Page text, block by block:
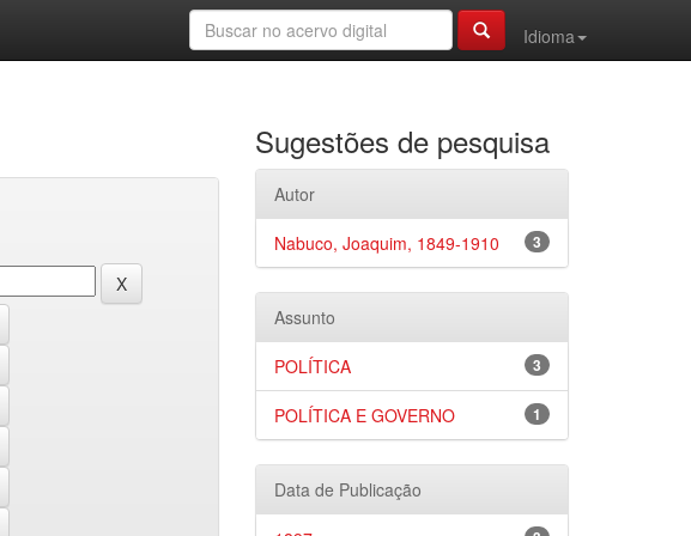
Idioma
Sugestões de pesquisa
Autor
3
Nabuco, Joaquim, 1849-1910
Assunto
3
POLÍTICA
1
POLÍTICA E GOVERNO
Data de Publicação